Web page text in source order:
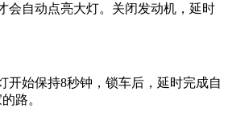
自动点亮大灯。关闭发动机，延时
始保持8秒钟，锁车后，延时完成自
路。